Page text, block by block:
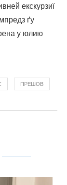
екскурзиї
ґу
у юлию
ПРЕШОВ